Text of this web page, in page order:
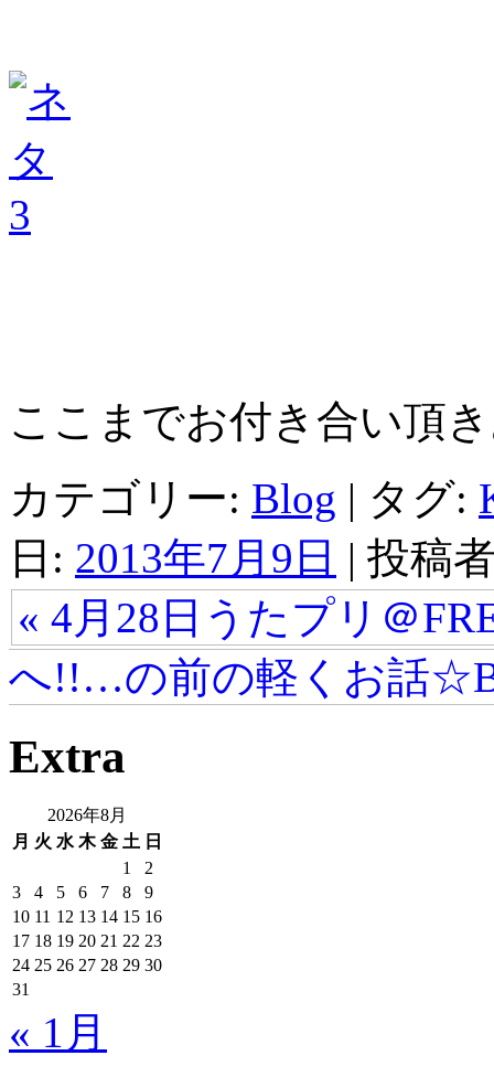
ここまでお付き合い頂
カテゴリー: Blog | タグ:
日: 2013年7月9日 | 投稿
« 4月28日うたプリ＠
へ!!…の前の軽くお話
Extra
2026年8月
月 火 水 木 金 土 日
1
2
3
4 5 6 7 8
9
10 11 12 13 14 15 16
17 18 19 20 21 22 23
24 25 26 27 28 29 30
31
« 1月